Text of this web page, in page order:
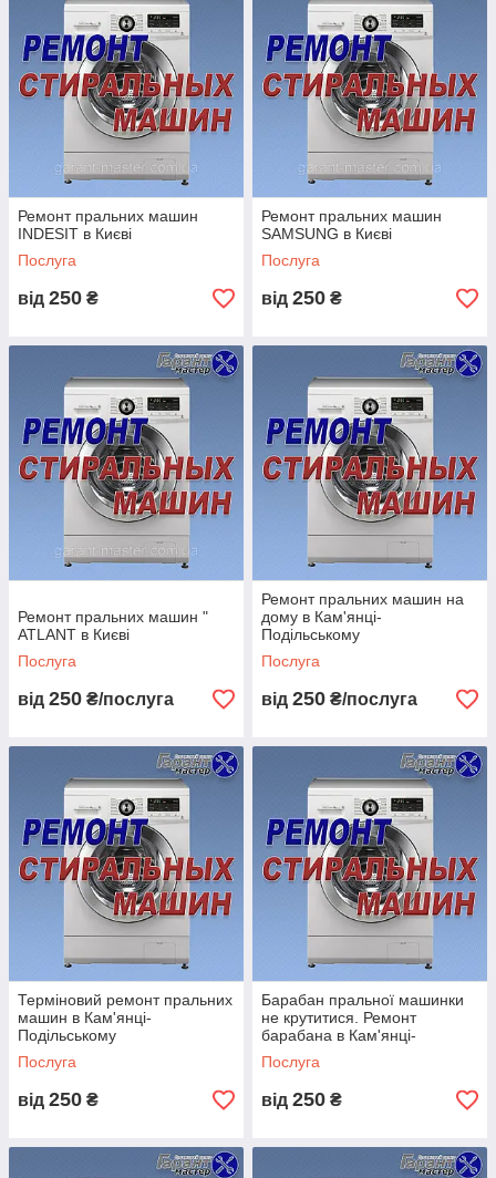
Ремонт пральних машин
INDESIT в Києві
Послуга
від 250 ₴
Ремонт пральних машин
SAMSUNG в Києві
Послуга
від 250 ₴
Ремонт пральних машин "
ATLANT в Києві
Послуга
від 250 ₴/послуга
Ремонт пральних машин на
дому в Кам'янці-
Подільському
Послуга
від 250 ₴/послуга
Терміновий ремонт пральних
машин в Кам'янці-
Подільському
Послуга
від 250 ₴
Барабан пральної машинки
не крутитися. Ремонт
барабана в Кам'янці-
Подільському
Послуга
від 250 ₴